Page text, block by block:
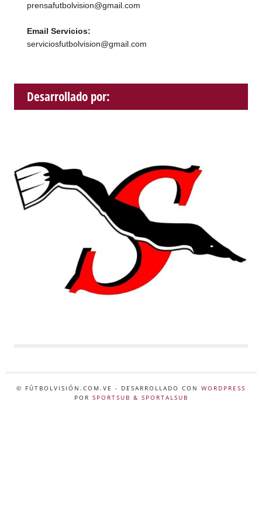
prensafutbolvision@gmail.com
Email Servicios:
serviciosfutbolvision@gmail.com
Desarrollado por:
© FÚTBOLVISIÓN.COM.VE - DESARROLLADO CON WORDPRESS
POR SPORTSUB & SPORTALSUB